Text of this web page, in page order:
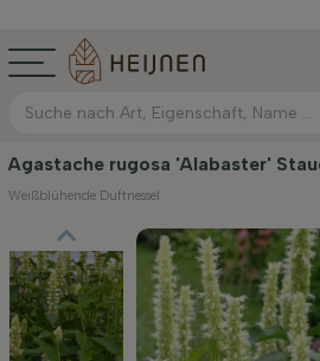
Agastache rugosa 'Alabaster'
Weißblühende Duftnessel